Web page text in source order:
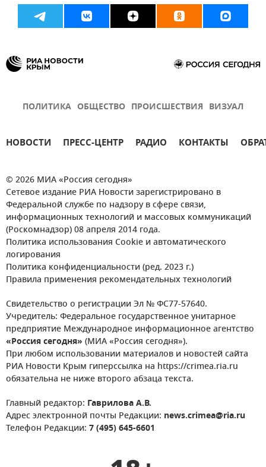
ПОЛИТИКА ОБЩЕСТВО ПРОИСШЕСТВИЯ ВИЗУАЛ
НОВОСТИ ПРЕСС-ЦЕНТР РАДИО КОНТАКТЫ
© 2026 МИА «Россия сегодня»
Сетевое издание РИА Новости зарегистрировано в
Федеральной службе по надзору в сфере связи,
информационных технологий и массовых коммуникаций
(Роскомнадзор) 08 апреля 2014 года.
Политика использования Cookie и автоматического
логирования
Политика конфиденциальности (ред. 2023 г.)
Правила применения рекомендательных технологий
Свидетельство о регистрации Эл № ФС77-57640.
Учредитель: Федеральное государственное унитарное
предприятие Международное информационное агентство
«Россия сегодня» (МИА «Россия сегодня»).
При любом использовании материалов и новостей сайта
РИА Новости Крым гиперссылка на https://crimea.ria.ru
обязательна не ниже второго абзаца текста.
Главный редактор: Гаврилова А.В.
Адрес электронной почты Редакции: news.crimea@ria.ru
Телефон Редакции: 7 (495) 645-6601